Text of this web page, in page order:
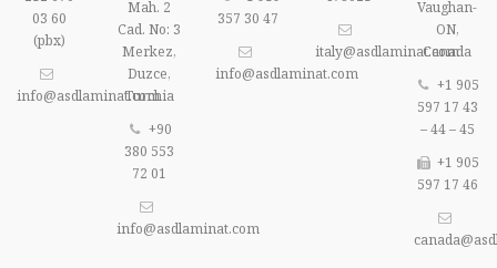
03 60
(pbx)
info@asdlaminat.com
Mah. 2
Cad. No: 3
Merkez,
Duzce,
Turchia
+90
380 553
72 01
info@asdlaminat.com
357 30 47
info@asdlaminat.com
italy@asdlaminat.com
Vaughan-
ON,
Canada
+1 905
597 17 43
– 44 – 45
+1 905
597 17 46